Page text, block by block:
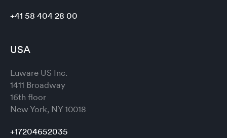
+41 58 404 28 00
USA
Luware US Inc.
1411 Broadway
16th floor
New York, NY 10018
+17204652035